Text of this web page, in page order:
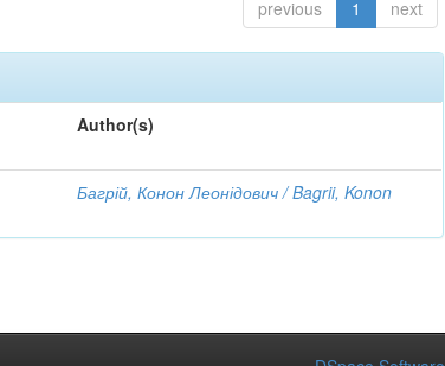
previous 1 next
Author(s)
Багрій, Конон Леонідович / Bagrii, Konon